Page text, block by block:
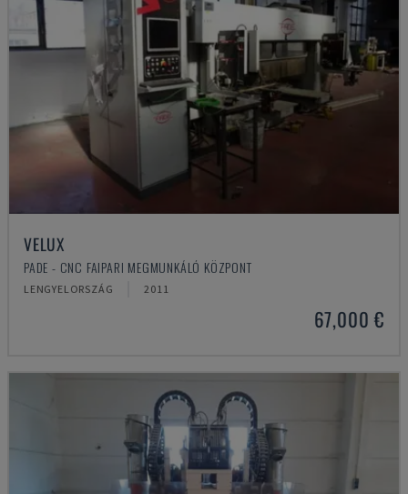
VELUX
PADE - CNC FAIPARI MEGMUNKÁLÓ KÖZPONT
LENGYELORSZÁG 2011
67,000 €